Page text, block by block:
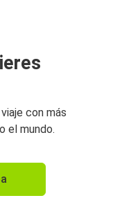
con más
el mundo.